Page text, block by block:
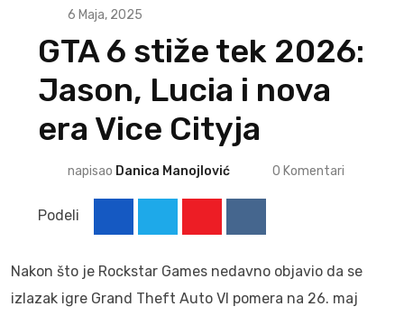
6 Maja, 2025
GTA 6 stiže tek 2026:
Jason, Lucia i nova
era Vice Cityja
napisao Danica Manojlović 0 Komentari
Podeli
Nakon što je Rockstar Games nedavno objavio da se
izlazak igre Grand Theft Auto VI pomera na 26. maj